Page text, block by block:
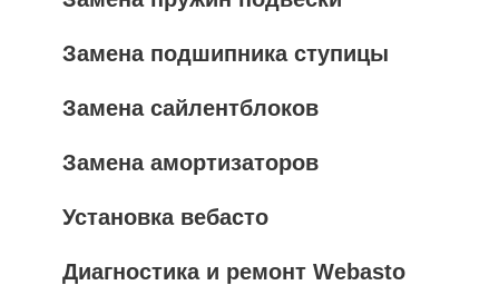
Замена подшипника ступицы
Замена сайлентблоков
Замена амортизаторов
Установка вебасто
Диагностика и ремонт Webasto